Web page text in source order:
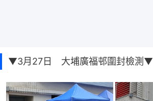
▼3月27日 大埔廣福邨圍封檢測▼